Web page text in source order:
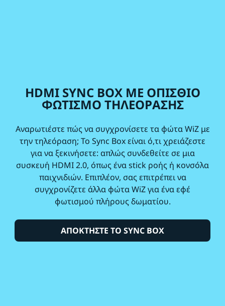
HDMI SYNC BOX ΜΕ ΟΠΙΣΘΙΟ
ΦΩΤΙΣΜΟ ΤΗΛΕΟΡΑΣΗΣ
Αναρωτιέστε πώς να συγχρονίσετε τα φώτα WiZ με
την τηλεόραση; Το Sync Box είναι ό,τι χρειάζεστε
για να ξεκινήσετε: απλώς συνδεθείτε σε μια
συσκευή HDMI 2.0, όπως ένα stick ροής ή κονσόλα
παιχνιδιών. Επιπλέον, σας επιτρέπει να
συγχρονίζετε άλλα φώτα WiZ για ένα εφέ
φωτισμού πλήρους δωματίου.
ΑΠΟΚΤΗΣΤΕ ΤΟ SYNC BOX